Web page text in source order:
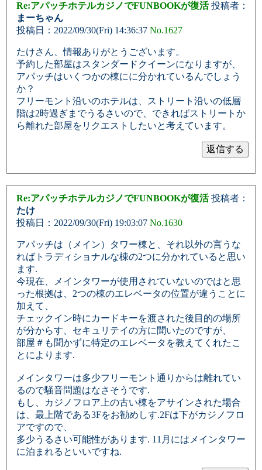
Re:アパッチホテルカジノでFUNBOOKが復活投稿者：
まーちゃん
投稿日：2022/09/30(Fri) 14:36:37 No.1627
たけさん、情報ありがとうございます。
予約した部屋はスタンダードクイーンになりますが、
アパッチはいくつかの棟にに分かれているんでしょう
か？
フリーモント沿いのホテルは、ストリート沿いの低層
階は2時過ぎまでうるさいので、できればストリートか
ら離れた部屋をリクエストしたいと考えています。
Re:アパッチホテルカジノでFUNBOOKが復活投稿者：
たけ
投稿日：2022/09/30(Fri) 19:03:07 No.1630
アパッチは（メイン）タワー棟と、それ以外の言うな
ればトラディショナルな棟の2つに分かれていると思い
ます.
今現在、メインタワーが使用されていないのではと思
った根拠は、2つの棟のエレベータの位置が違うことに
加えて、
チェックイン時にカードキーを渡された後目的の場所
が分からす、セキュリテイの方に聞いたのですが、
部屋＃も聞かずに特定のエレベータを教えてくれたこ
とによります.
メインタワーは多少フリーモント通りからは離れてい
るので騒音問題はなさそうです.
もし、カジノフロア上の古い棟をアサインされた場合
は、最上階である3Fをお勧めしす.2Fは下がカジノフロ
アですので、
多少うるさい可能性があります. 11月にはメインタワー
に泊まれるといいですね.